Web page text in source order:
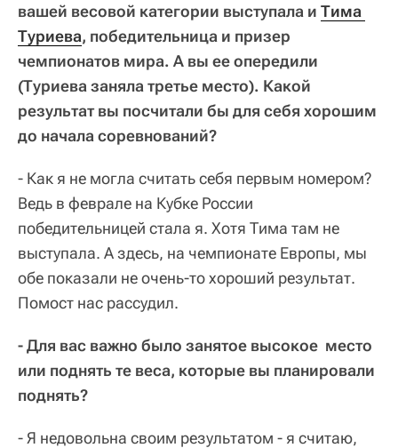
вашей весовой категории выступала и Тима
Туриева, победительница и призер
чемпионатов мира. А вы ее опередили
(Туриева заняла третье место). Какой
результат вы посчитали бы для себя хорошим
до начала соревнований?
- Как я не могла считать себя первым номером?
Ведь в феврале на Кубке России
победительницей стала я. Хотя Тима там не
выступала. А здесь, на чемпионате Европы, мы
обе показали не очень-то хороший результат.
Помост нас рассудил.
- Для вас важно было занятое высокое место
или поднять те веса, которые вы планировали
поднять?
- Я недовольна своим результатом - я считаю,